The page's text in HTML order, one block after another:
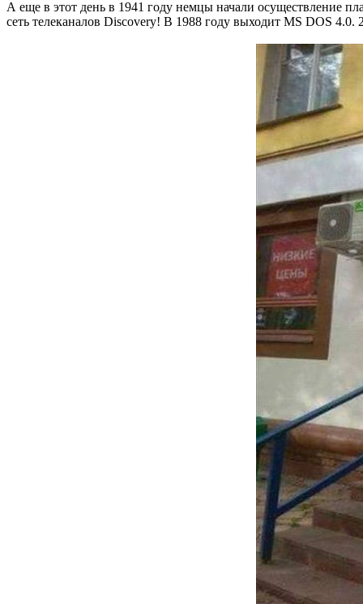
А еще в этот день в 1941 году немцы начали осуществление
сеть телеканалов Discovery! В 1988 году выходит MS DOS 4.0.